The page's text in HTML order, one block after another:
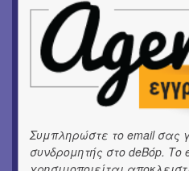
ΜΟΥΣΙΚΗ
16o Samos Young Artists
OUTDΟORS
ANILIO PARK FESTIVAL 2026
Το 6ο Kournos Music Festival
ΘΕΑΤΡΟ / ΧΟΡΟΣ
Συμπληρώστε το email σας
συνδρομητής στο deBόp. Το